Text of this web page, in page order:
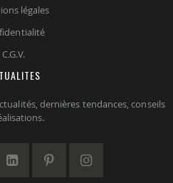
légales
C.G.V.
dernières tendances, conseils